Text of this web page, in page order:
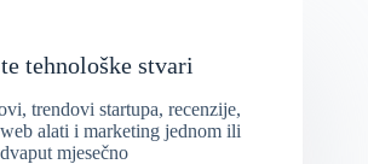
tehnološke stvari
trendovi startupa, recenzije,
alati i marketing jednom ili
dvaput mjesečno